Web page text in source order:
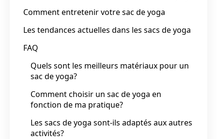
Comment entretenir votre sac de yoga
Les tendances actuelles dans les sacs de yoga
FAQ
Quels sont les meilleurs matériaux pour un
sac de yoga?
Comment choisir un sac de yoga en
fonction de ma pratique?
Les sacs de yoga sont-ils adaptés aux autres
activités?